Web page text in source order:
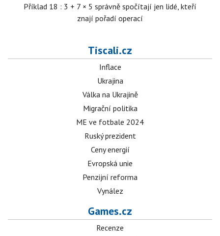
Příklad 18 : 3 + 7 × 5 správně spočítají jen lidé, kteří
znají pořadí operací
Tiscali.cz
Inflace
Ukrajina
Válka na Ukrajině
Migrační politika
ME ve fotbale 2024
Ruský prezident
Ceny energií
Evropská unie
Penzijní reforma
Vynález
Games.cz
Recenze